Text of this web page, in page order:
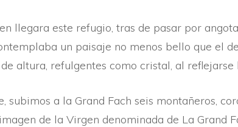
llegara este refugio, tras de pasar por
un paisaje no menos bello que el
altura, refulgentes como cristal, al reflejarse
subimos a la Grand Fach seis montañeros,
de la Virgen denominada de La Grand